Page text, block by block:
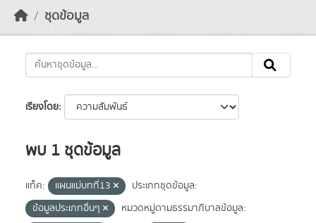
ชุดข้อมูล
เรียงโดย
พบ 1 ชุดข้อมูล
แท็ค: แผนแม่บทที่13
ประเภทชุดข้อมูล:
ข้อมูลประเภทอื่นๆ
หมวดหมู่ตามธรรมาภิบาลข้อมูล: